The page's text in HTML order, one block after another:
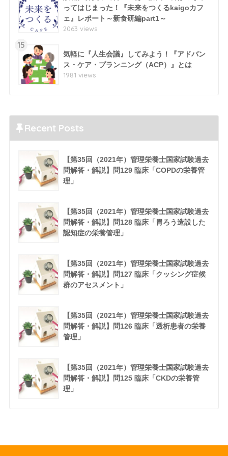
ってはじまった！『未来をつくるkaigoカフ
ェ』レポート～新食研編part1～
2063 views
15
気軽に『人生会議』してみよう！『アドバン
ス・ケア・プランニング（ACP）』とは
1981 views
Recent Posts
【第35回（2021年）管理栄養士国家試験過去
問解答・解説】問129 臨床「COPDの栄養管
理」
【第35回（2021年）管理栄養士国家試験過去
問解答・解説】問128 臨床「胃ろう造設した
認知症の栄養管理」
【第35回（2021年）管理栄養士国家試験過去
問解答・解説】問127 臨床「クッシング症候
群のアセスメント」
【第35回（2021年）管理栄養士国家試験過去
問解答・解説】問126 臨床「透析患者の栄養
管理」
【第35回（2021年）管理栄養士国家試験過去
問解答・解説】問125 臨床「CKDの栄養管
理」